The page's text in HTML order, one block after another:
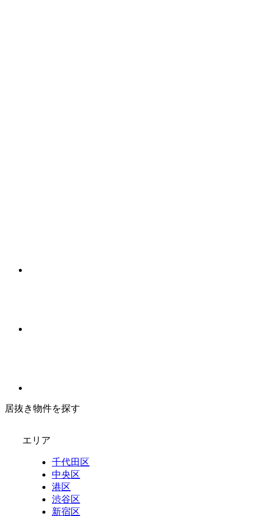
居抜き物件を探す
エリア
千代田区
中央区
港区
渋谷区
新宿区